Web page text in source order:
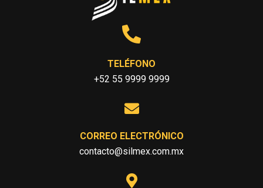
TELÉFONO
+52 55 9999 9999
CORREO ELECTRÓNICO
contacto@silmex.com.mx